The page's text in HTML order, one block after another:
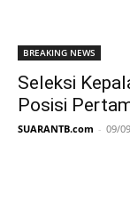
BREAKING NEWS
Seleksi
Posisi
SUARANTB.com - 09/